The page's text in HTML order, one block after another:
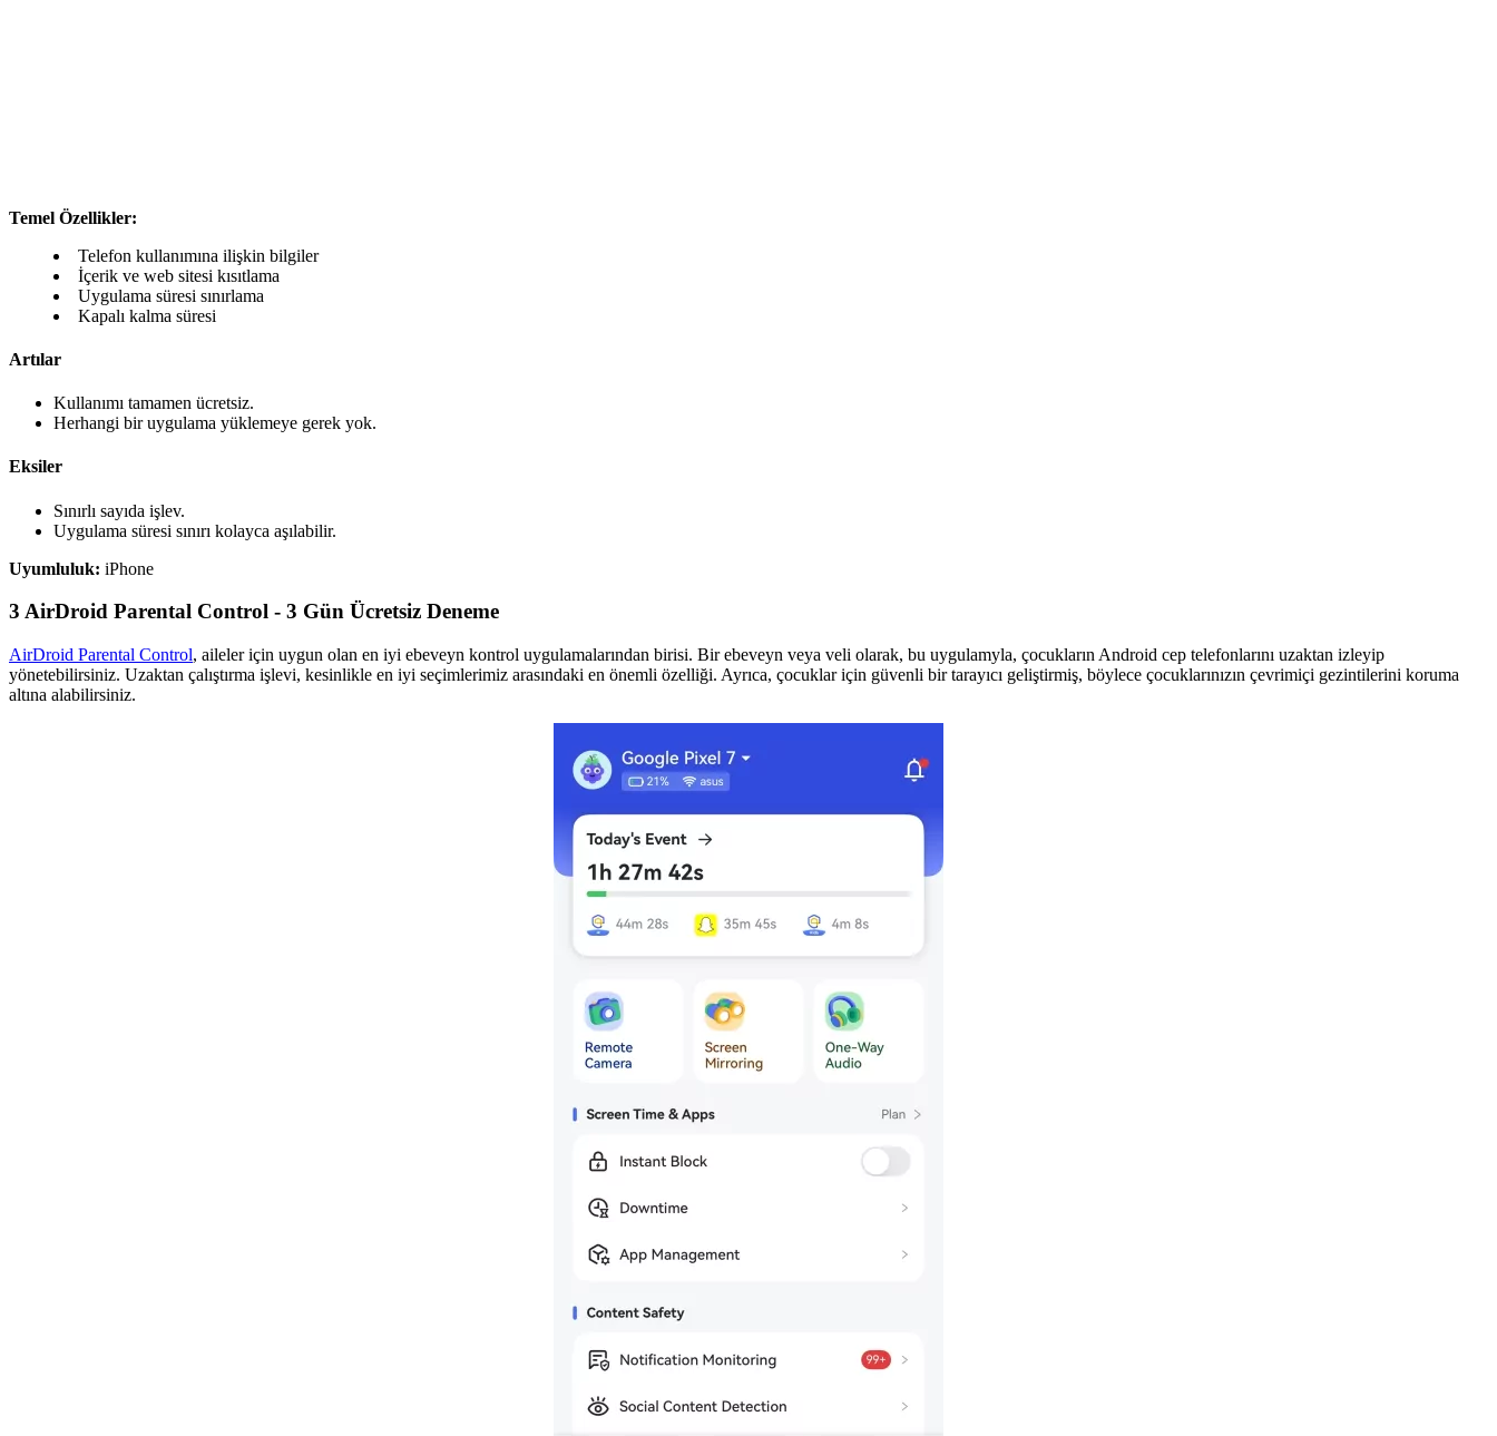
Temel Özellikler:
Telefon kullanımına ilişkin bilgiler
İçerik ve web sitesi kısıtlama
Uygulama süresi sınırlama
Kapalı kalma süresi
Artılar
Kullanımı tamamen ücretsiz.
Herhangi bir uygulama yüklemeye gerek yok.
Eksiler
Sınırlı sayıda işlev.
Uygulama süresi sınırı kolayca aşılabilir.
Uyumluluk: iPhone
3 AirDroid Parental Control - 3 Gün Ücretsiz Deneme
AirDroid Parental Control, aileler için uygun olan en iyi ebeveyn kontrol uygulamalarından birisi. Bir ebeveyn veya veli olarak, bu uygulamyla, çocukların Android cep telefonlarını uzaktan izleyip
yönetebilirsiniz. Uzaktan çalıştırma işlevi, kesinlikle en iyi seçimlerimiz arasındaki en önemli özelliği. Ayrıca, çocuklar için güvenli bir tarayıcı geliştirmiş, böylece çocuklarınızın çevrimiçi gezintilerini koruma
altına alabilirsiniz.